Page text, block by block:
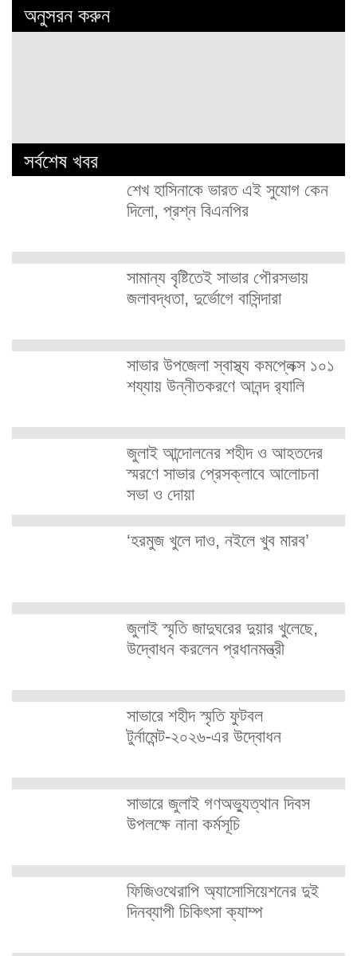
অনুসরন করুন
সর্বশেষ খবর
শেখ হাসিনাকে ভারত এই সুযোগ কেন
দিলো, প্রশ্ন বিএনপির
সামান্য বৃষ্টিতেই সাভার পৌরসভায়
জলাবদ্ধতা, দুর্ভোগে বাসিন্দারা
সাভার উপজেলা স্বাস্থ্য কমপ্লেক্স ১০১
শয্যায় উন্নীতকরণে আনন্দ র‍্যালি
জুলাই আন্দোলনের শহীদ ও আহতদের
স্মরণে সাভার প্রেসক্লাবে আলোচনা
সভা ও দোয়া
‘হরমুজ খুলে দাও, নইলে খুব মারব’
জুলাই স্মৃতি জাদুঘরের দুয়ার খুলেছে,
উদ্বোধন করলেন প্রধানমন্ত্রী
সাভারে শহীদ স্মৃতি ফুটবল
টুর্নামেন্ট-২০২৬-এর উদ্বোধন
সাভারে জুলাই গণঅভ্যুত্থান দিবস
উপলক্ষে নানা কর্মসূচি
ফিজিওথেরাপি অ্যাসোসিয়েশনের দুই
দিনব্যাপী চিকিৎসা ক্যাম্প